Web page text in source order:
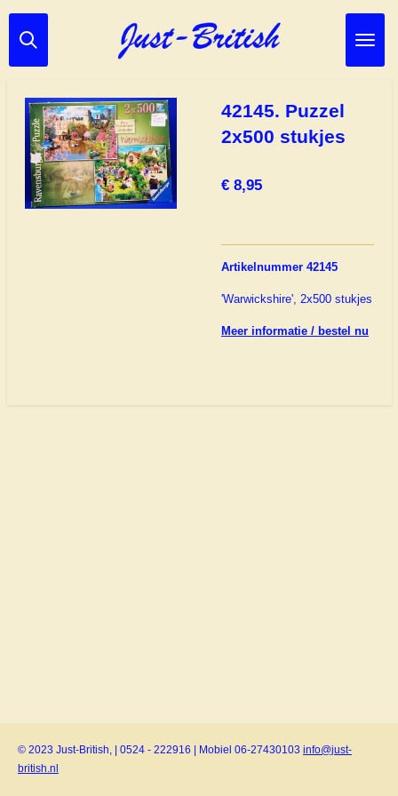
Ga
direct
hoofdinhoud
42145. Puzzel
2x500 stukjes
€ 8,95
Artikelnummer 42145
'Warwickshire', 2x500 stukjes
Meer informatie / bestel nu
© 2023 Just-British, | 0524 - 222916 | Mobiel 06-27430103 info@just-
british.nl